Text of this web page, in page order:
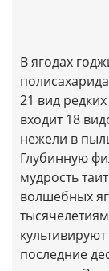
В ягодах
21 вид
входит 18
нежели в
Глубинную
мудрость
волшебных
последние